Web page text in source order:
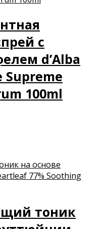
с
d’Alba
100ml
тоник